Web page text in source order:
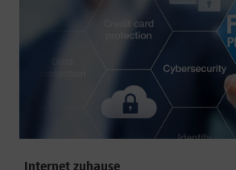
Internet zuhause